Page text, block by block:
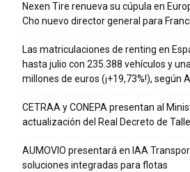
Nexen Tire renueva su cúpula en
Cho nuevo director general para
Las matriculaciones de renting en
hasta julio con 235.388 vehículos y
millones de euros (¡+19,73%!), según
CETRAA y CONEPA presentan al
actualización del Real Decreto de
AUMOVIO presentará en IAA
soluciones integradas para flotas